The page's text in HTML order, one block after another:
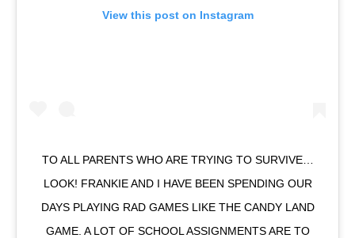
View this post on Instagram
TO ALL PARENTS WHO ARE TRYING TO SURVIVE…
LOOK! FRANKIE AND I HAVE BEEN SPENDING OUR
DAYS PLAYING RAD GAMES LIKE THE CANDY LAND
GAME. A LOT OF SCHOOL ASSIGNMENTS ARE TO